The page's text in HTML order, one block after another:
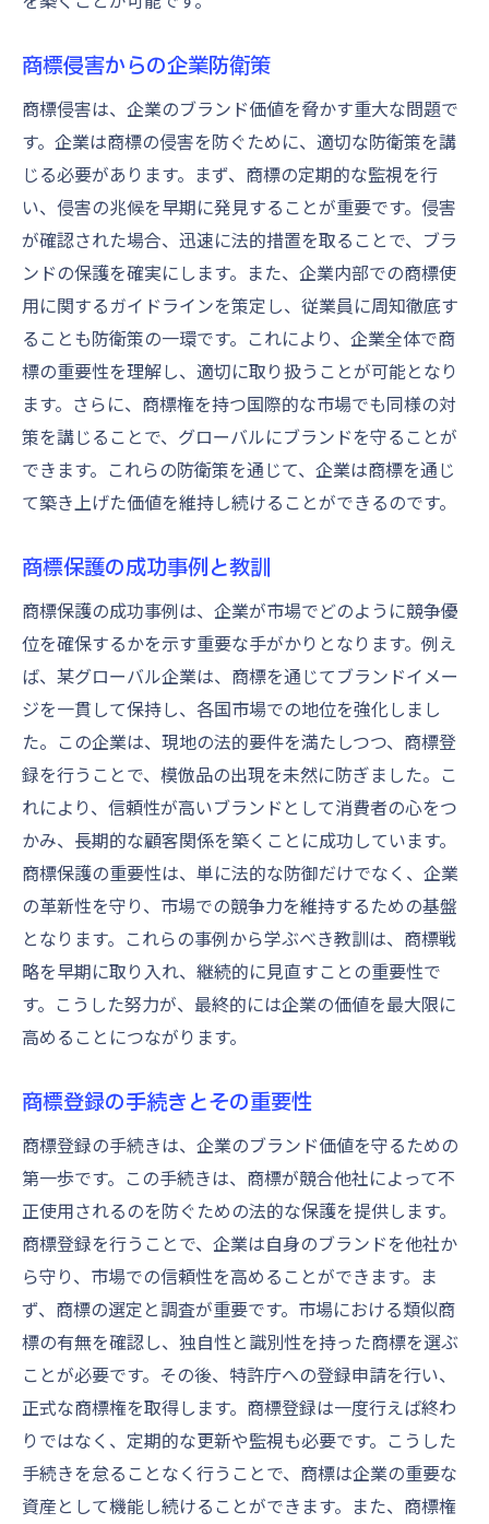
商標侵害からの企業防衛策
商標侵害は、企業のブランド価値を脅かす重大な問題で
す。企業は商標の侵害を防ぐために、適切な防衛策を講
じる必要があります。まず、商標の定期的な監視を行
い、侵害の兆候を早期に発見することが重要です。侵害
が確認された場合、迅速に法的措置を取ることで、ブラ
ンドの保護を確実にします。また、企業内部での商標使
用に関するガイドラインを策定し、従業員に周知徹底す
ることも防衛策の一環です。これにより、企業全体で商
標の重要性を理解し、適切に取り扱うことが可能となり
ます。さらに、商標権を持つ国際的な市場でも同様の対
策を講じることで、グローバルにブランドを守ることが
できます。これらの防衛策を通じて、企業は商標を通じ
て築き上げた価値を維持し続けることができるのです。
商標保護の成功事例と教訓
商標保護の成功事例は、企業が市場でどのように競争優
位を確保するかを示す重要な手がかりとなります。例え
ば、某グローバル企業は、商標を通じてブランドイメー
ジを一貫して保持し、各国市場での地位を強化しまし
た。この企業は、現地の法的要件を満たしつつ、商標登
録を行うことで、模倣品の出現を未然に防ぎました。こ
れにより、信頼性が高いブランドとして消費者の心をつ
かみ、長期的な顧客関係を築くことに成功しています。
商標保護の重要性は、単に法的な防御だけでなく、企業
の革新性を守り、市場での競争力を維持するための基盤
となります。これらの事例から学ぶべき教訓は、商標戦
略を早期に取り入れ、継続的に見直すことの重要性で
す。こうした努力が、最終的には企業の価値を最大限に
高めることにつながります。
商標登録の手続きとその重要性
商標登録の手続きは、企業のブランド価値を守るための
第一歩です。この手続きは、商標が競合他社によって不
正使用されるのを防ぐための法的な保護を提供します。
商標登録を行うことで、企業は自身のブランドを他社か
ら守り、市場での信頼性を高めることができます。ま
ず、商標の選定と調査が重要です。市場における類似商
標の有無を確認し、独自性と識別性を持った商標を選ぶ
ことが必要です。その後、特許庁への登録申請を行い、
正式な商標権を取得します。商標登録は一度行えば終わ
りではなく、定期的な更新や監視も必要です。こうした
手続きを怠ることなく行うことで、商標は企業の重要な
資産として機能し続けることができます。また、商標権